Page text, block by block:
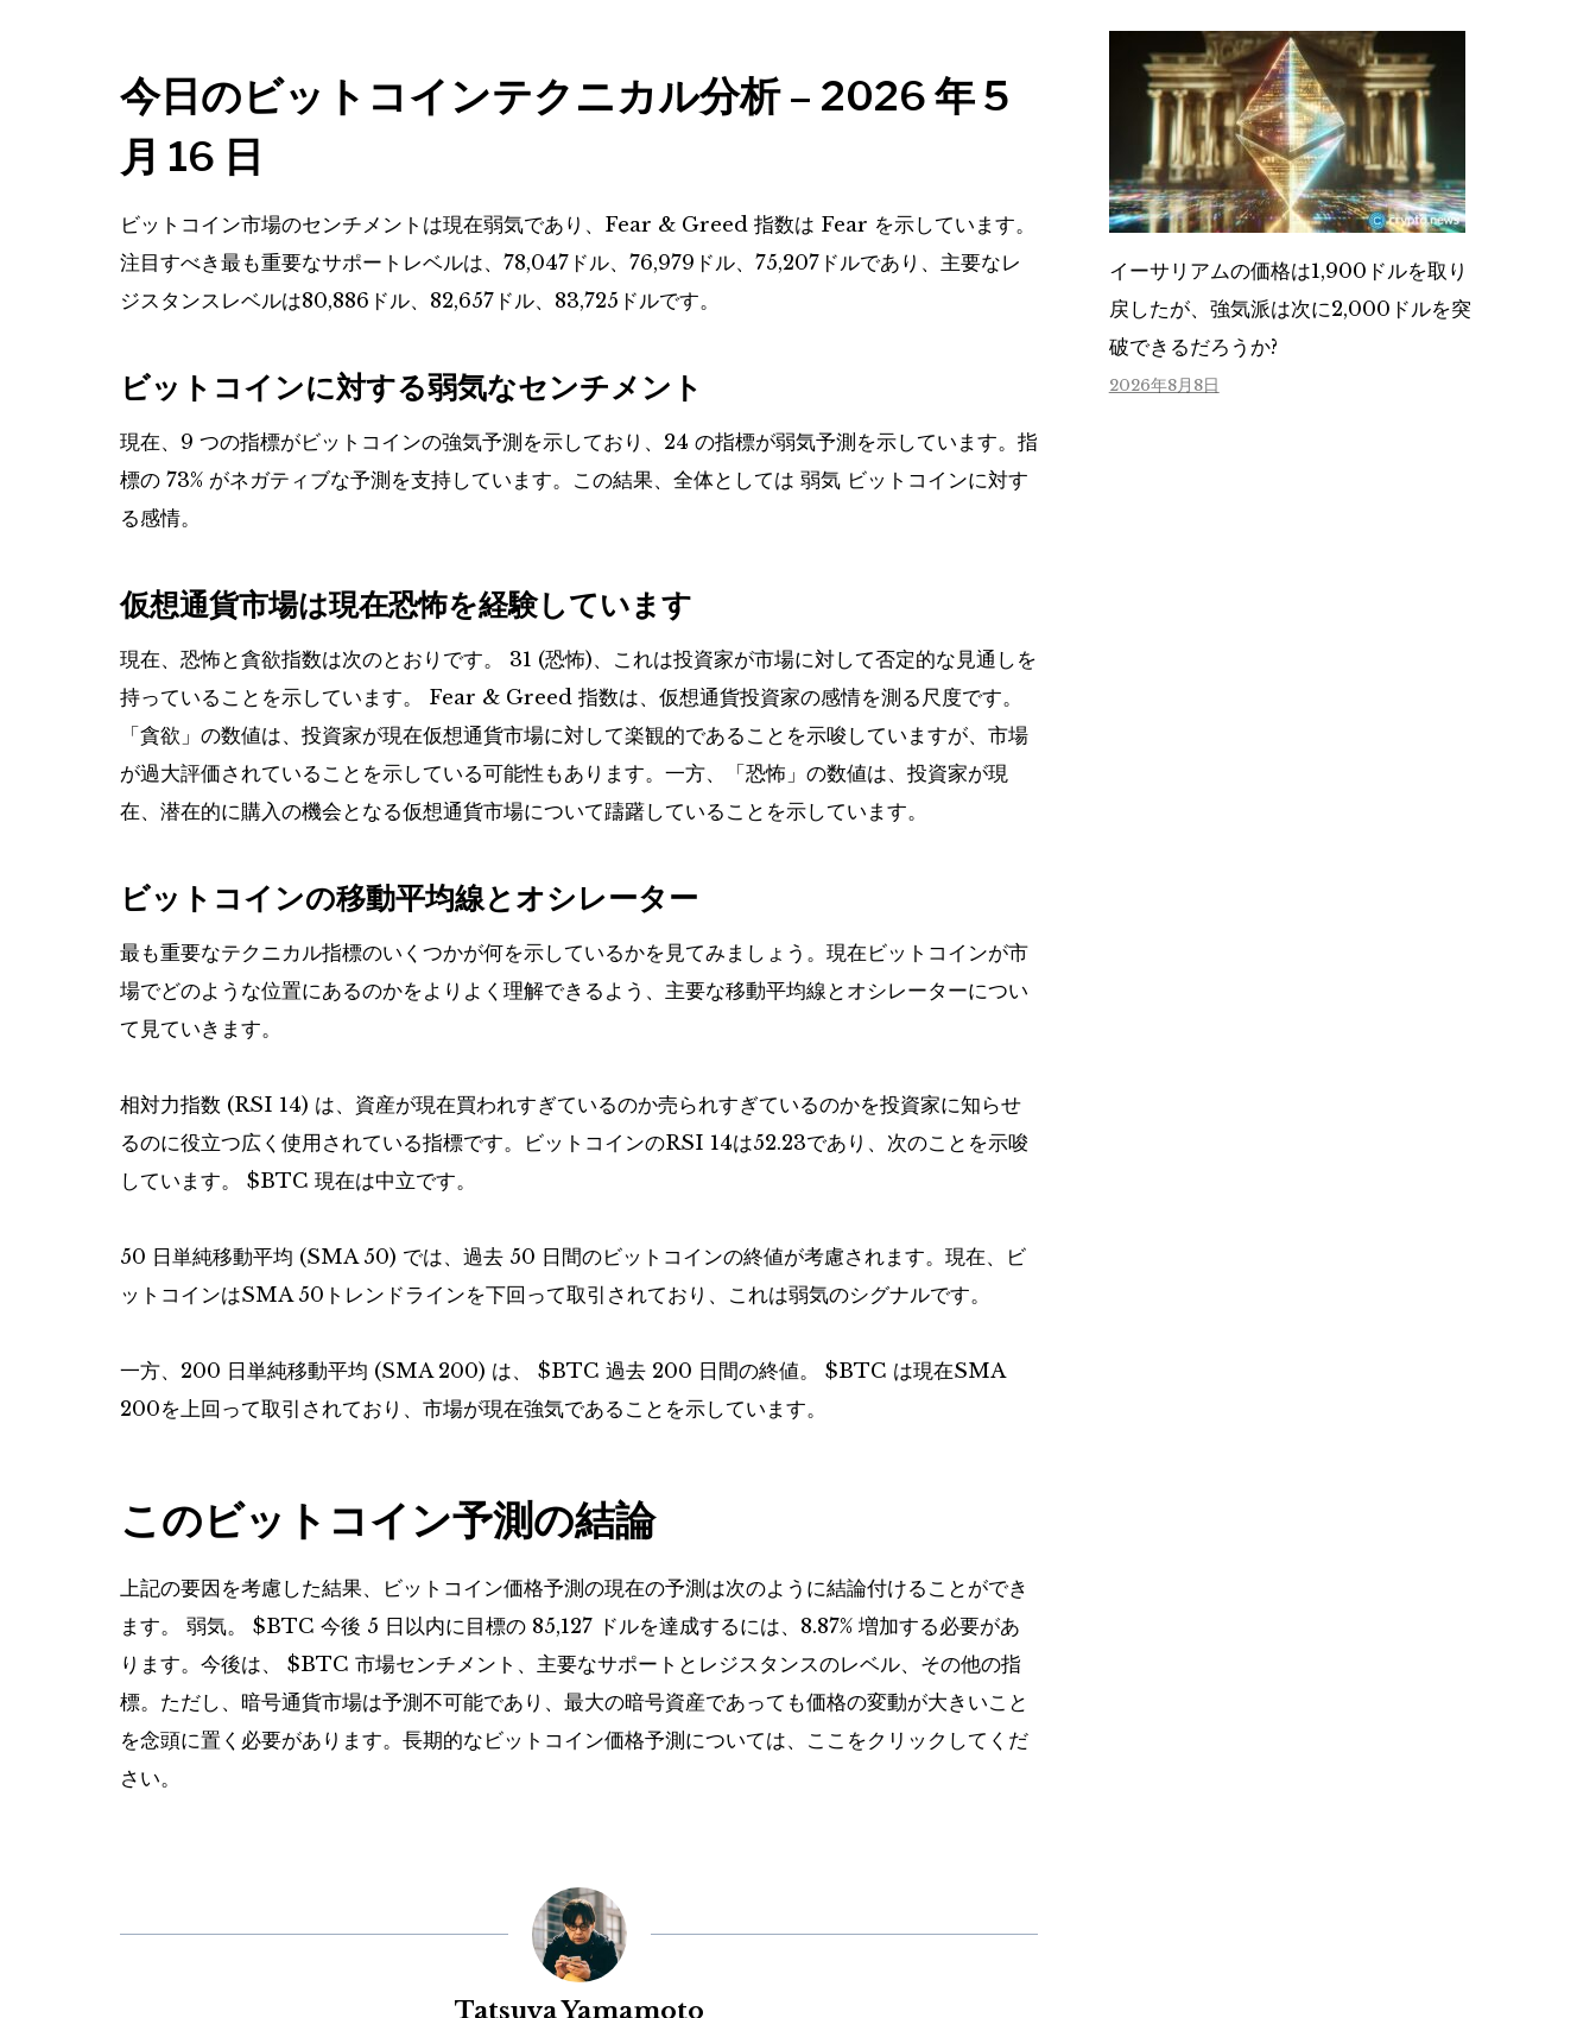
今日のビットコインテクニカル分析 – 2026 年 5
月 16 日
ビットコイン市場のセンチメントは現在弱気であり、Fear & Greed 指数は Fear を示しています。
注目すべき最も重要なサポートレベルは、78,047ドル、76,979ドル、75,207ドルであり、主要なレ
ジスタンスレベルは80,886ドル、82,657ドル、83,725ドルです。
ビットコインに対する弱気なセンチメント
現在、9 つの指標がビットコインの強気予測を示しており、24 の指標が弱気予測を示しています。指
標の 73% がネガティブな予測を支持しています。この結果、全体としては 弱気 ビットコインに対す
る感情。
仮想通貨市場は現在恐怖を経験しています
現在、恐怖と貪欲指数は次のとおりです。 31 (恐怖)、これは投資家が市場に対して否定的な見通しを
持っていることを示しています。 Fear & Greed 指数は、仮想通貨投資家の感情を測る尺度です。
「貪欲」の数値は、投資家が現在仮想通貨市場に対して楽観的であることを示唆していますが、市場
が過大評価されていることを示している可能性もあります。一方、「恐怖」の数値は、投資家が現
在、潜在的に購入の機会となる仮想通貨市場について躊躇していることを示しています。
ビットコインの移動平均線とオシレーター
最も重要なテクニカル指標のいくつかが何を示しているかを見てみましょう。現在ビットコインが市
場でどのような位置にあるのかをよりよく理解できるよう、主要な移動平均線とオシレーターについ
て見ていきます。
相対力指数 (RSI 14) は、資産が現在買われすぎているのか売られすぎているのかを投資家に知らせ
るのに役立つ広く使用されている指標です。ビットコインのRSI 14は52.23であり、次のことを示唆
しています。 $BTC 現在は中立です。
50 日単純移動平均 (SMA 50) では、過去 50 日間のビットコインの終値が考慮されます。現在、ビ
ットコインはSMA 50トレンドラインを下回って取引されており、これは弱気のシグナルです。
一方、200 日単純移動平均 (SMA 200) は、 $BTC 過去 200 日間の終値。 $BTC は現在SMA
200を上回って取引されており、市場が現在強気であることを示しています。
このビットコイン予測の結論
上記の要因を考慮した結果、ビットコイン価格予測の現在の予測は次のように結論付けることができ
ます。 弱気。 $BTC 今後 5 日以内に目標の 85,127 ドルを達成するには、8.87% 増加する必要があ
ります。今後は、 $BTC 市場センチメント、主要なサポートとレジスタンスのレベル、その他の指
標。ただし、暗号通貨市場は予測不可能であり、最大の暗号資産であっても価格の変動が大きいこと
を念頭に置く必要があります。長期的なビットコイン価格予測については、ここをクリックしてくだ
さい。
Tatsuya Yamamoto
イーサリアムの価格は1,900ドルを取り
戻したが、強気派は次に2,000ドルを突
破できるだろうか?
2026年8月8日